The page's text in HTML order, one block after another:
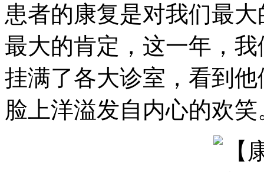
患者的康复是对我们最
最大的肯定，这一年，
挂满了各大诊室，看到
脸上洋溢发自内心的欢笑